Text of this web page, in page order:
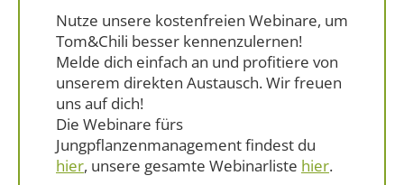
Nutze unsere kostenfreien Webinare, um
Tom&Chili besser kennenzulernen!
Melde dich einfach an und profitiere von
unserem direkten Austausch. Wir freuen
uns auf dich!
Die Webinare fürs
Jungpflanzenmanagement findest du
hier, unsere gesamte Webinarliste hier.